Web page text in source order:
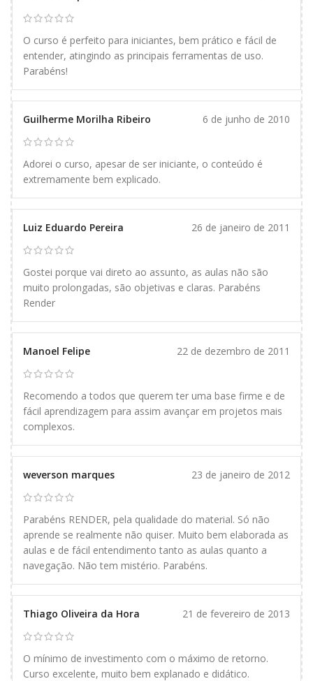
O curso é perfeito para iniciantes, bem prático e fácil de
entender, atingindo as principais ferramentas de uso.
Parabéns!
Guilherme Morilha Ribeiro 6 de junho de 2010
Adorei o curso, apesar de ser iniciante, o conteúdo é
extremamente bem explicado.
Luiz Eduardo Pereira 26 de janeiro de 2011
Gostei porque vai direto ao assunto, as aulas não são
muito prolongadas, são objetivas e claras. Parabéns
Render
Manoel Felipe 22 de dezembro de 2011
Recomendo a todos que querem ter uma base firme e de
fácil aprendizagem para assim avançar em projetos mais
complexos.
weverson marques 23 de janeiro de 2012
Parabéns RENDER, pela qualidade do material. Só não
aprende se realmente não quiser. Muito bem elaborada as
aulas e de fácil entendimento tanto as aulas quanto a
navegação. Não tem mistério. Parabéns.
Thiago Oliveira da Hora 21 de fevereiro de 2013
O mínimo de investimento com o máximo de retorno.
Curso excelente, muito bem explanado e didático.